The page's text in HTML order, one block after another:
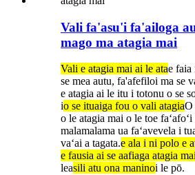
Vali fa'asu'i fa'ailoga
mago ma atagia mai
Vali e atagia mai ai le atae faia
se mea autu, fa'afefiloi ma se
e atagia ai le itu i totonu o se
io se ituaiga fou o vali atagiaO
o le atagia mai o le toe
malamalama ua faʻavevela i
vaʻai a tagata.e ala i ni polo e
e fausia ai se aafiaga atagia
leasili atu ona maninoi le pō.